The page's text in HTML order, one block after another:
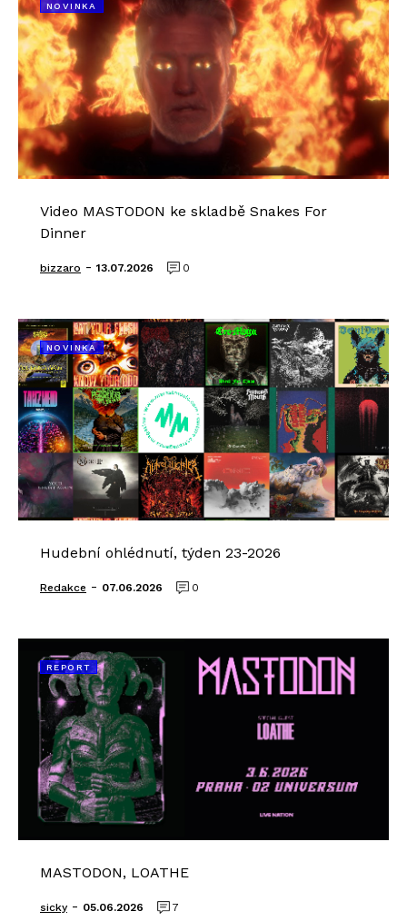
NOVINKA
Video MASTODON ke skladbě Snakes For
Dinner
bizzaro - 13.07.2026 0
NOVINKA
Hudební ohlédnutí, týden 23-2026
Redakce - 07.06.2026 0
REPORT
MASTODON, LOATHE
sicky - 05.06.2026 7